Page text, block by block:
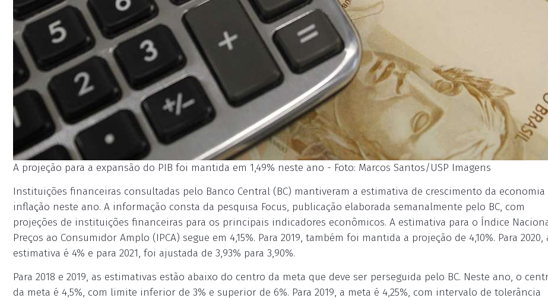
A projeção para a expansão do PIB foi mantida em 1,49% neste ano - Foto: Marcos Santos/USP Imagens
Instituições financeiras consultadas pelo Banco Central (BC) mantiveram a estimativa de crescimento da economia
inflação neste ano. A informação consta da pesquisa Focus, publicação elaborada semanalmente pelo BC, com
projeções de instituições financeiras para os principais indicadores econômicos. A estimativa para o Índice
Preços ao Consumidor Amplo (IPCA) segue em 4,15%. Para 2019, também foi mantida a projeção de 4,10%. Para 2020,
estimativa é 4% e para 2021, foi ajustada de 3,93% para 3,90%.
Para 2018 e 2019, as estimativas estão abaixo do centro da meta que deve ser perseguida pelo BC. Neste ano, o
da meta é 4,5%, com limite inferior de 3% e superior de 6%. Para 2019, a meta é 4,25%, com intervalo de tolerância